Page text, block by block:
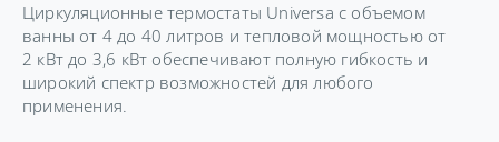
Циркуляционные термостаты Universa с объемом
ванны от 4 до 40 литров и тепловой мощностью от
2 кВт до 3,6 кВт обеспечивают полную гибкость и
широкий спектр возможностей для любого
применения.